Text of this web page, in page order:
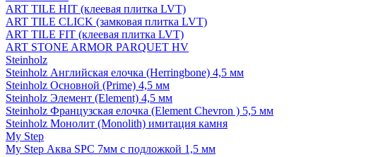
ART TILE HIT (клеевая плитка LVT)
ART TILE CLICK (замковая плитка LVT)
ART TILE FIT (клеевая плитка LVT)
ART STONE ARMOR PARQUET HV
Steinholz
Steinholz Английская елочка (Herringbone) 4,5 мм
Steinholz Основной (Prime) 4,5 мм
Steinholz Элемент (Element) 4,5 мм
Steinholz Французская елочка (Element Chevron ) 5,5 мм
Steinholz Монолит (Monolith) имитация камня
My Step
My Step Аква SPC 7мм c подложкой 1,5 мм